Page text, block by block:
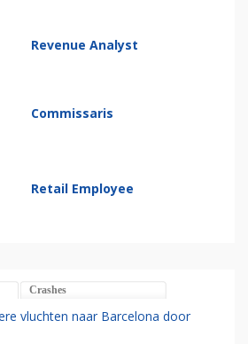
Revenue Analyst
Commissaris
Retail Employee
Crashes
vluchten naar Barcelona door